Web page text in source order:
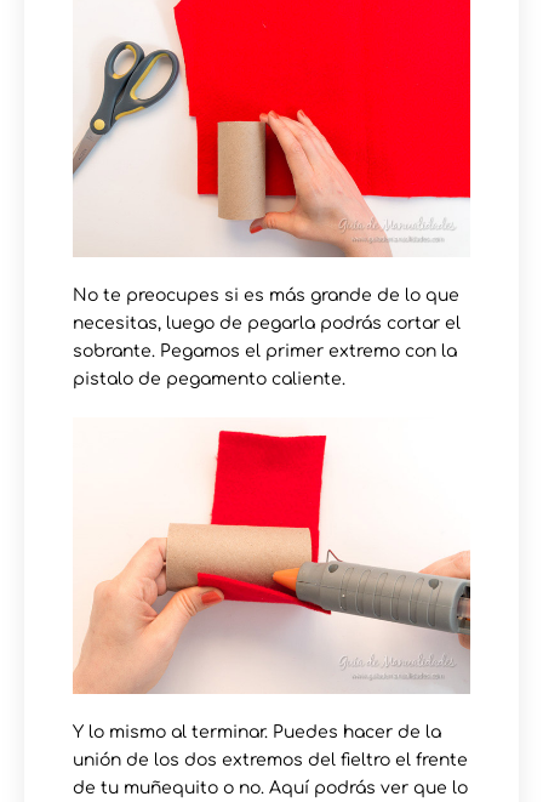
No te preocupes si es más grande de lo que
necesitas, luego de pegarla podrás cortar el
sobrante. Pegamos el primer extremo con la
pistalo de pegamento caliente.
Y lo mismo al terminar. Puedes hacer de la
unión de los dos extremos del fieltro el frente
de tu muñequito o no. Aquí podrás ver que lo